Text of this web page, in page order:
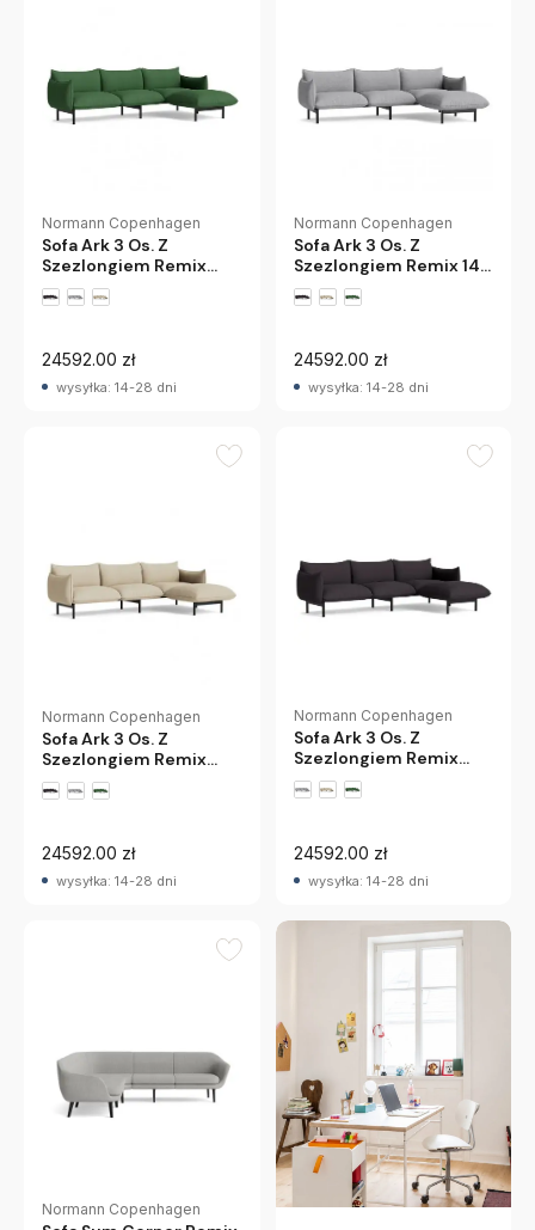
Normann Copenhagen
Sofa Ark 3 Os. Z
Szezlongiem Remix
982 Normann
Copenhagen
24592.00 zł
wysyłka: 14-28 dni
Normann Copenhagen
Sofa Ark 3 Os. Z
Szezlongiem Remix 143
Normann Copenhagen
24592.00 zł
wysyłka: 14-28 dni
Normann Copenhagen
Sofa Ark 3 Os. Z
Szezlongiem Remix
242 Normann
Copenhagen
24592.00 zł
wysyłka: 14-28 dni
Normann Copenhagen
Sofa Ark 3 Os. Z
Szezlongiem Remix
783 Normann
Copenhagen
24592.00 zł
wysyłka: 14-28 dni
Normann Copenhagen